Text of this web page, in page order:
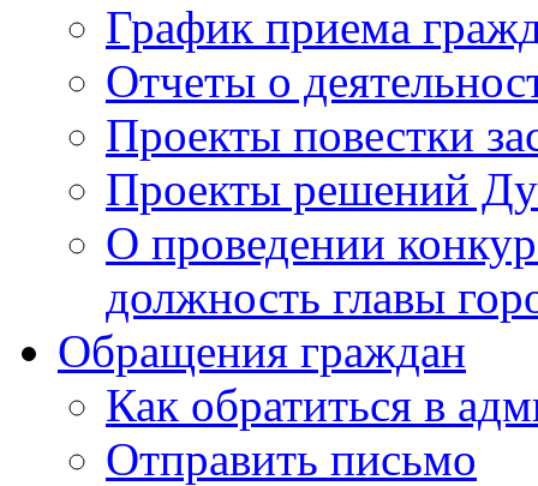
График приема
Отчеты о
Проекты повестки
Проекты решений
О проведении
должность главы
Обращения граждан
Как обратиться в
Отправить письмо